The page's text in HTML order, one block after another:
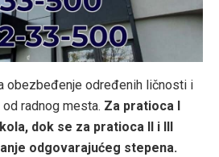
obezbeđenje određenih ličnosti i
radnog mesta. Za pratioca I
dok se za pratioca II i III
odgovarajućeg stepena.